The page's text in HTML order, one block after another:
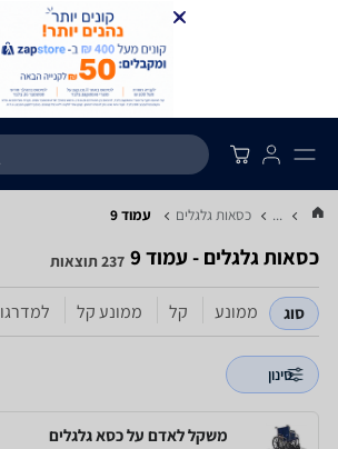
... כסאות גלגלים עמוד 9
כסאות גלגלים - עמוד 9 237 תוצאות
סוג ממונע קל ממונע קל
סינון
משקל לאדם על כסא גלגלים